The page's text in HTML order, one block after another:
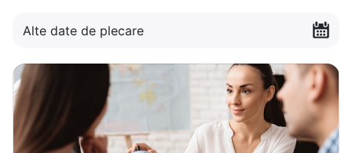
Alte date de plecare